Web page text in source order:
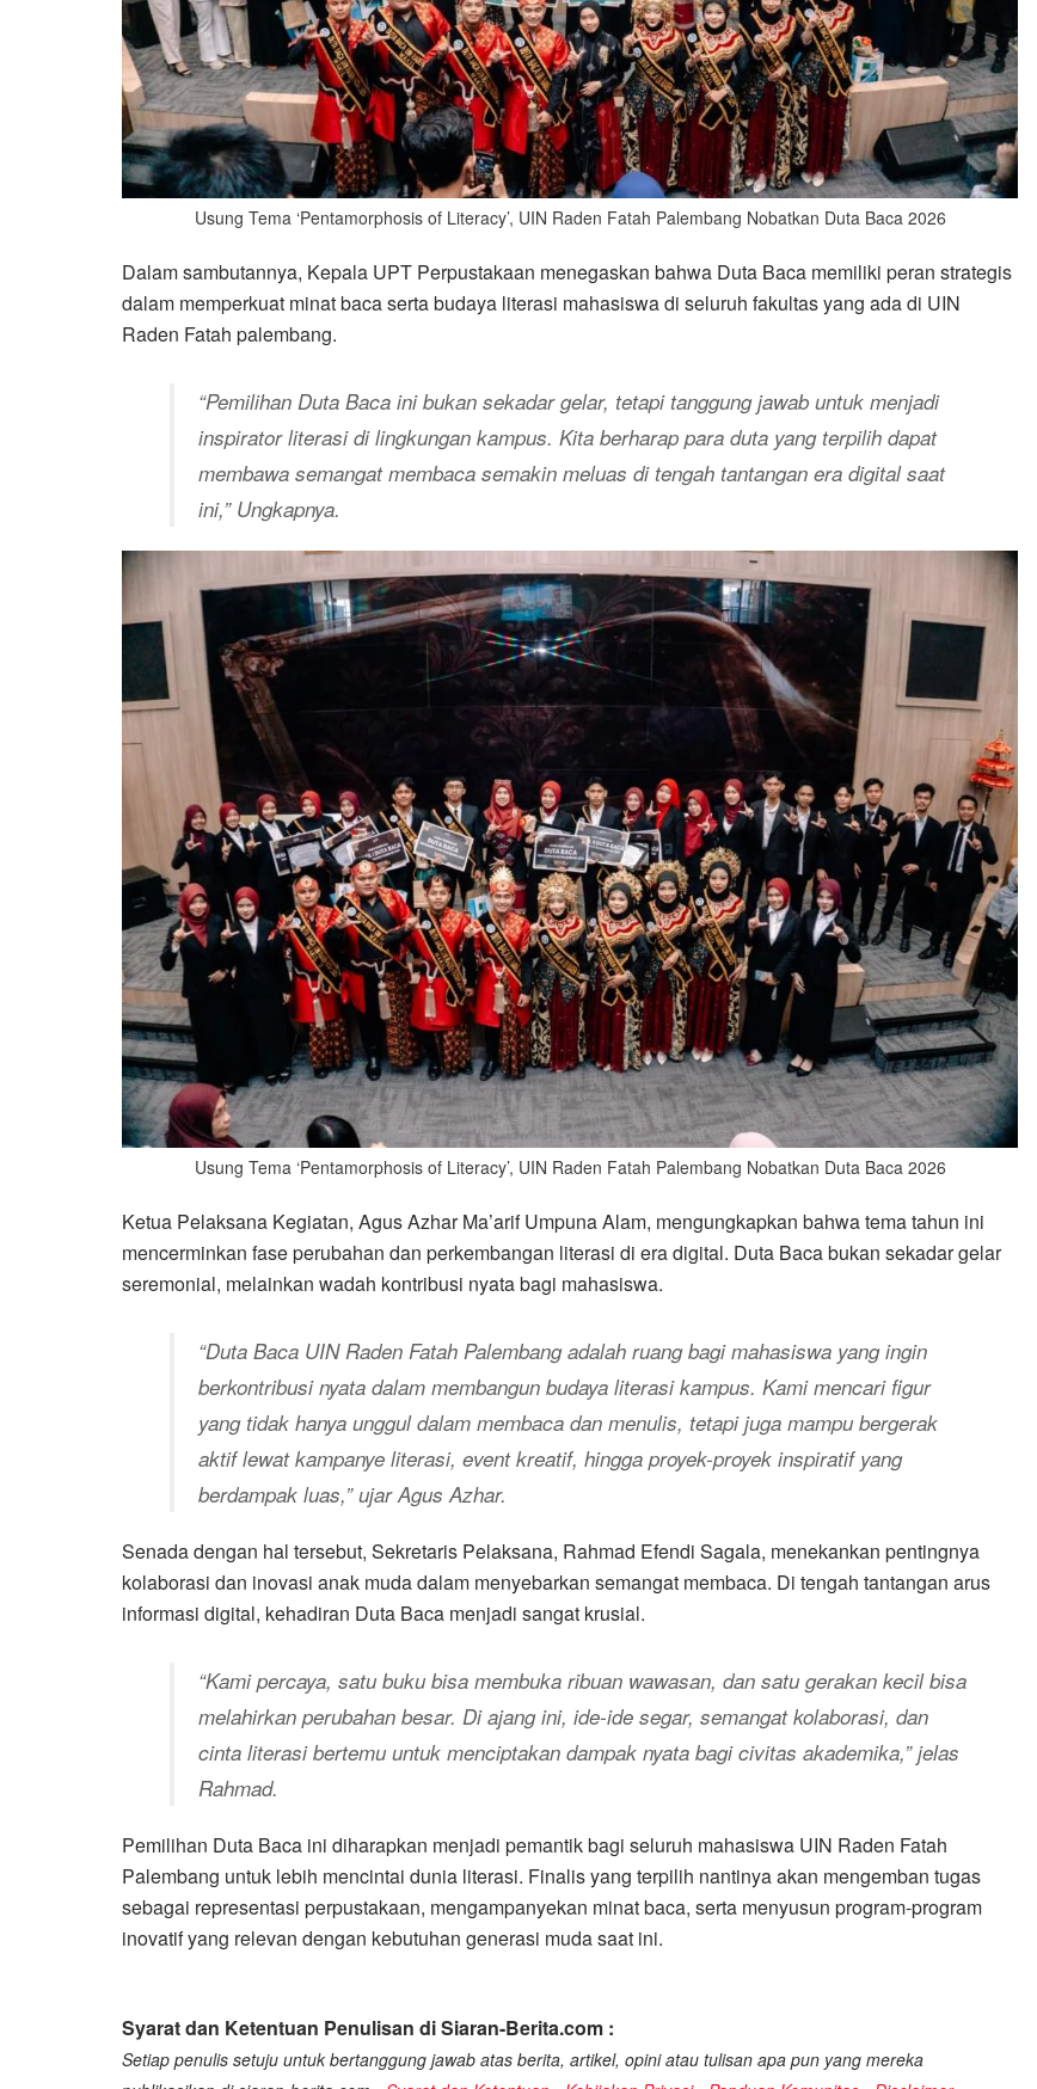
Usung Tema ‘Pentamorphosis of Literacy’, UIN Raden Fatah Palembang Nobatkan Duta Baca 2026
Dalam sambutannya, Kepala UPT Perpustakaan menegaskan bahwa Duta Baca memiliki peran strategis
dalam memperkuat minat baca serta budaya literasi mahasiswa di seluruh fakultas yang ada di UIN
Raden Fatah palembang.
“Pemilihan Duta Baca ini bukan sekadar gelar, tetapi tanggung jawab untuk menjadi
inspirator literasi di lingkungan kampus. Kita berharap para duta yang terpilih dapat
membawa semangat membaca semakin meluas di tengah tantangan era digital saat
ini,” Ungkapnya.
Usung Tema ‘Pentamorphosis of Literacy’, UIN Raden Fatah Palembang Nobatkan Duta Baca 2026
Ketua Pelaksana Kegiatan, Agus Azhar Ma’arif Umpuna Alam, mengungkapkan bahwa tema tahun ini
mencerminkan fase perubahan dan perkembangan literasi di era digital. Duta Baca bukan sekadar gelar
seremonial, melainkan wadah kontribusi nyata bagi mahasiswa.
“Duta Baca UIN Raden Fatah Palembang adalah ruang bagi mahasiswa yang ingin
berkontribusi nyata dalam membangun budaya literasi kampus. Kami mencari figur
yang tidak hanya unggul dalam membaca dan menulis, tetapi juga mampu bergerak
aktif lewat kampanye literasi, event kreatif, hingga proyek-proyek inspiratif yang
berdampak luas,” ujar Agus Azhar.
Senada dengan hal tersebut, Sekretaris Pelaksana, Rahmad Efendi Sagala, menekankan pentingnya
kolaborasi dan inovasi anak muda dalam menyebarkan semangat membaca. Di tengah tantangan arus
informasi digital, kehadiran Duta Baca menjadi sangat krusial.
“Kami percaya, satu buku bisa membuka ribuan wawasan, dan satu gerakan kecil bisa
melahirkan perubahan besar. Di ajang ini, ide-ide segar, semangat kolaborasi, dan
cinta literasi bertemu untuk menciptakan dampak nyata bagi civitas akademika,” jelas
Rahmad.
Pemilihan Duta Baca ini diharapkan menjadi pemantik bagi seluruh mahasiswa UIN Raden Fatah
Palembang untuk lebih mencintai dunia literasi. Finalis yang terpilih nantinya akan mengemban tugas
sebagai representasi perpustakaan, mengampanyekan minat baca, serta menyusun program-program
inovatif yang relevan dengan kebutuhan generasi muda saat ini.
Syarat dan Ketentuan Penulisan di Siaran-Berita.com :
Setiap penulis setuju untuk bertanggung jawab atas berita, artikel, opini atau tulisan apa pun yang mereka